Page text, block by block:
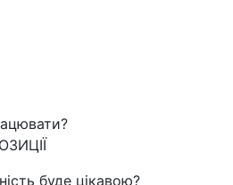
буде цікавою?